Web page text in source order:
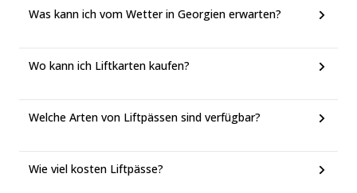
Was kann ich vom Wetter in Georgien erwarten?
Wo kann ich Liftkarten kaufen?
Welche Arten von Liftpässen sind verfügbar?
Wie viel kosten Liftpässe?